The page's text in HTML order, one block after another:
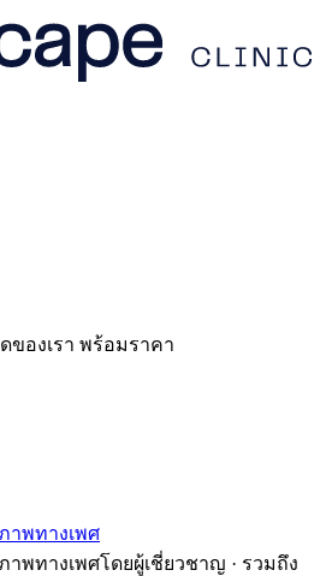
องเรา พร้อมราคา
าพทางเพศ
พทางเพศโดยผู้เชี่ยวชาญ · รวมถึง